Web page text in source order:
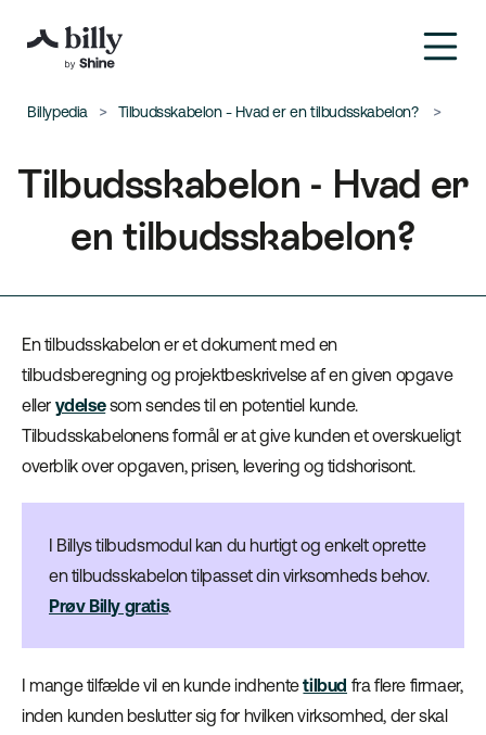
Billypedia Tilbudsskabelon - Hvad er en tilbudsskabelon?
Tilbudsskabelon - Hvad er
en tilbudsskabelon?
En tilbudsskabelon er et dokument med en
tilbudsberegning og projektbeskrivelse af en given opgave
eller ydelsesom sendes til en potentiel kunde.
Tilbudsskabelonens formål er at give kunden et overskueligt
overblik over opgaven, prisen, levering og tidshorisont.
I Billys tilbudsmodul kan du hurtigt og enkelt oprette
en tilbudsskabelon tilpasset din virksomheds behov.
Prøv Billy gratis.
I mange tilfælde vil en kunde indhentetilbud fra flere firmaer,
inden kunden beslutter sig for hvilken virksomhed, der skal